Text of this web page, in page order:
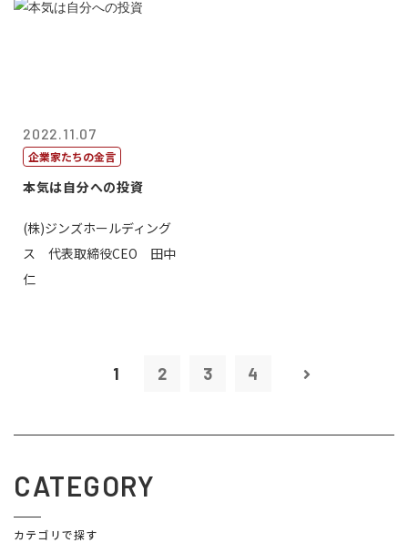
2022.11.07
企業家たちの金言
本気は自分への投資
(株)ジンズホールディング
ス 代表取締役CEO 田中
仁
1 2 3 4
CATEGORY
カテゴリで探す